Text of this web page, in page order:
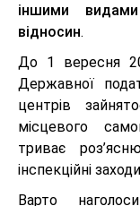
іншими
відносин.
До 1 вересня
Державної
центрів
місцевого
триває
інспекційні
Варто